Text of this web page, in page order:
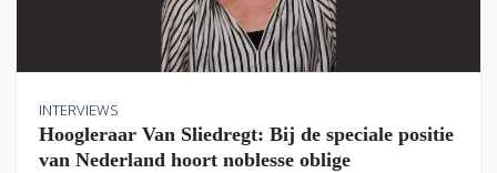
INTERVIEWS
Hoogleraar Van Sliedregt: Bij de speciale positie
van Nederland hoort noblesse oblige